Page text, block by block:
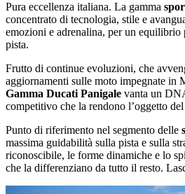
Pura eccellenza italiana. La gamma
concentrato di tecnologia, stile e
emozioni e adrenalina, per un equilibrio
pista.
Frutto di continue evoluzioni, che
aggiornamenti sulle moto impegnate in
Gamma Ducati Panigale vanta un
competitivo che la rendono l’oggetto
Punto di riferimento nel segmento delle
massima guidabilità sulla pista e sulla
riconoscibile, le forme dinamiche e lo
che la differenziano da tutto il resto.